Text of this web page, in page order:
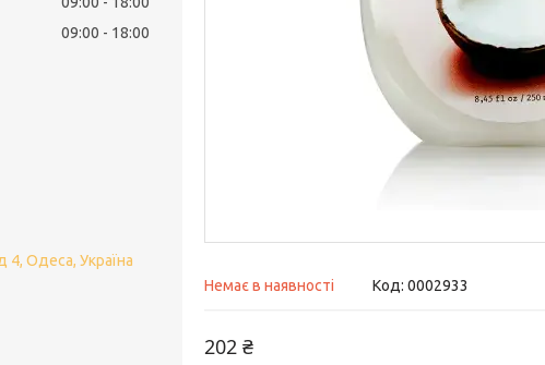
Немає в наявності Код: 0002933
202 ₴
09:00 18:00
4, Одеса, Україна